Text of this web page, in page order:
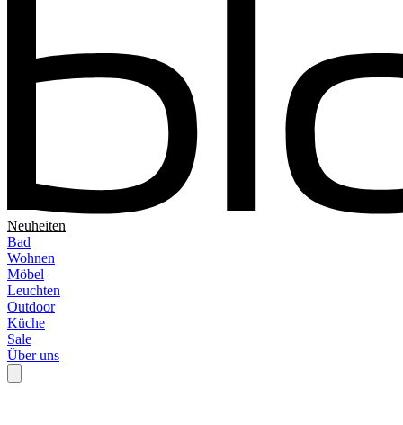
Neuheiten
Bad
Wohnen
Möbel
Leuchten
Outdoor
Küche
Sale
Über uns